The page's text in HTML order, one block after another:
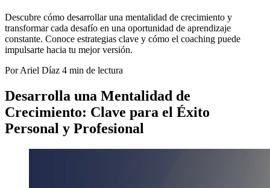
Descubre cómo desarrollar una mentalidad de crecimiento y
transformar cada desafío en una oportunidad de aprendizaje
constante. Conoce estrategias clave y cómo el coaching puede
impulsarte hacia tu mejor versión.
Por Ariel Díaz 4 min de lectura
Desarrolla una Mentalidad de
Crecimiento: Clave para el Éxito
Personal y Profesional